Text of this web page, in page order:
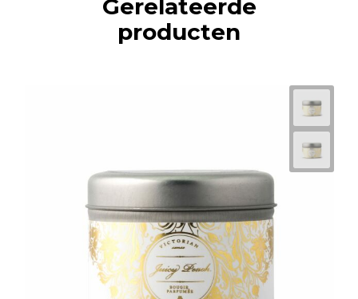
Gerelateerde
producten